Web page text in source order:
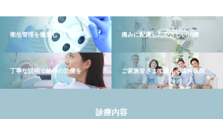
衛生管理を徹底しています 痛みに配慮したやさしい治療
丁寧な説明で納得の治療を ご家族皆さまで通える歯科医院
診療内容